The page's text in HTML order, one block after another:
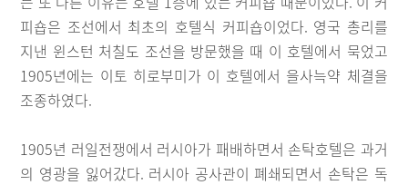
피숍은 조선에서 최초의 호텔식 커피숍이었다. 영국 총리를
지낸 윈스턴 처칠도 조선을 방문했을 때 이 호텔에서 묵었고
1905년에는 이토 히로부미가 이 호텔에서 을사늑약 체결을
조종하였다.
1905년 러일전쟁에서 러시아가 패배하면서 손탁호텔은 과거
의 영광을 잃어갔다. 러시아 공사관이 폐쇄되면서 손탁은 독